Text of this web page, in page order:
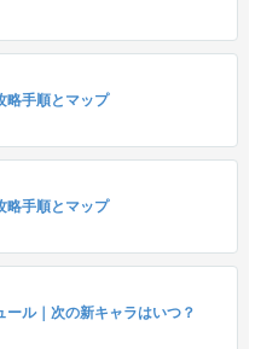
略手順とマップ
略手順とマップ
ール｜次の新キャラはいつ？